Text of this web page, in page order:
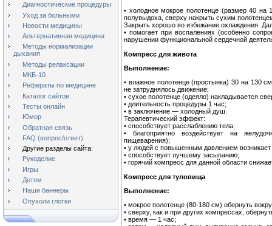
Диагностические процедуры
Уход за больными
Новости медицины
Альтернативная медицина
Методы нормализации
дыхания
Методы релаксации
МКБ-10
Рефераты по медицине
Каталог сайтов
Тесты онлайн
Юмор
Обратная связь
FAQ (вопрос/ответ)
Другие разделы сайта:
Рукоделие
Игры
Детям
Наши баннеры
Опухоли глотки
• холодное мокрое полотенце (размер 40
полувыдоха, сверху накрыть сухим
Закрыть хорошо во избежание охлаждения.
• помогает при воспалениях (особенно
нарушении функциональной сердечной
Компресс для живота
Выполнение:
• влажное полотенце (простынка) 30 на 130
не затруднялось движение;
• сухое полотенце (одеяло) накладывается
• длительность процедуры 1 час;
• в заключение — холодный душ.
Терапевтический эффект:
• способствует расслаблению тела;
• благоприятно воздействует на
пищеварения);
• у людей с повышенным давлением
• способствует лучшему засыпанию;
• горячий компресс для данной области
Компресс для туловища
Выполнение:
• мокрое полотенце (80-180 см) обернуть
• сверху, как и при других компрессах,
• время — 1 час;